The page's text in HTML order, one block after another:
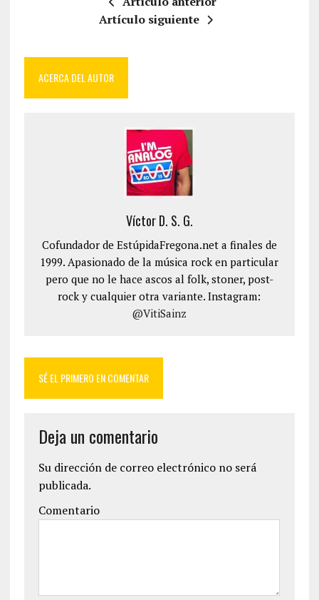
Artículo siguiente
ACERCA DEL AUTOR
Víctor D. S. G.
Cofundador de EstúpidaFregona.net a finales de
1999. Apasionado de la música rock en particular
pero que no le hace ascos al folk, stoner, post-
rock y cualquier otra variante. Instagram:
@VitiSainz
SÉ EL PRIMERO EN COMENTAR
Deja un comentario
Su dirección de correo electrónico no será
publicada.
Comentario